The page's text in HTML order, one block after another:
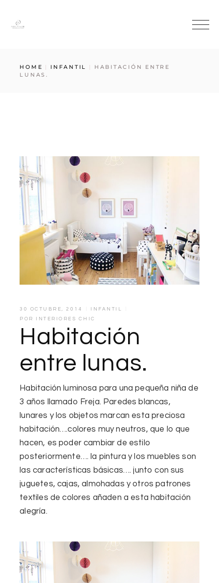
HOME INFANTIL
HABITACIÓN ENTRE
LUNAS.
30 OCTUBRE, 2014
INFANTIL
POR
INTERIORES CHIC
Habitación
entre lunas.
Habitación luminosa para una pequeña niña de
3 años
llamado Freja. Paredes blancas,
lunares y los objetos marcan esta preciosa
habitación….colores muy neutros, que lo que
hacen, es poder cambiar de estilo
posteriormente…. la pintura y los muebles son
las características básicas…. junto con sus
juguetes, cajas, almohadas yotros patrones
textiles de colores añaden a esta habitación
alegría.